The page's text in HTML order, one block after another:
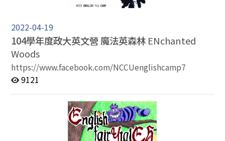
2022-04-19
104學年度政大英文營 魔法英森林 ENchanted
Woods
https://www.facebook.com/NCCUenglishcamp7
9121